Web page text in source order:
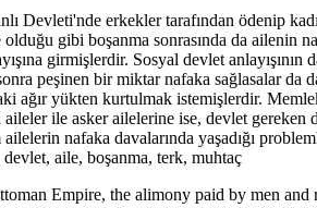
Devleti'nde erkekler tarafından ödenip
gibi boşanma sonrasında da ailenin
girmişlerdir. Sosyal devlet
peşinen bir miktar nafaka sağlasalar
ağır yükten kurtulmak istemişlerdir.
ile asker ailelerine ise, devlet gereken
nafaka davalarında yaşadığı
devlet, aile, boşanma, terk, muhtaç
Empire, the alimony paid by men